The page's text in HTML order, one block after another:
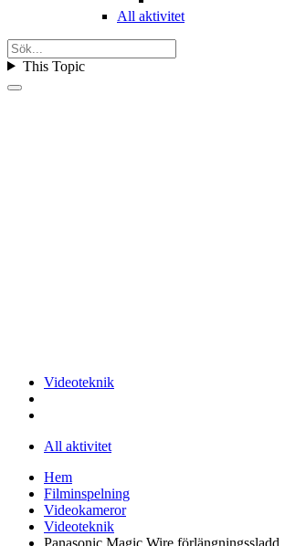
All aktivitet
This Topic
Videoteknik
All aktivitet
Hem
Filminspelning
Videokameror
Videoteknik
Panasonic Magic Wire förlängningssladd